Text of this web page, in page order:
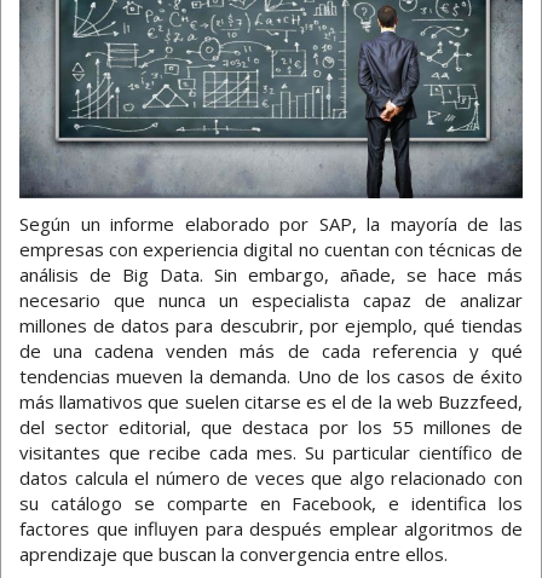
Según un informe elaborado por SAP, la mayoría de las
empresas con experiencia digital no cuentan con técnicas de
análisis de Big Data. Sin embargo, añade, se hace más
necesario que nunca un especialista capaz de analizar
millones de datos para descubrir, por ejemplo, qué tiendas
de una cadena venden más de cada referencia y qué
tendencias mueven la demanda. Uno de los casos de éxito
más llamativos que suelen citarse es el de la web Buzzfeed,
del sector editorial, que destaca por los 55 millones de
visitantes que recibe cada mes. Su particular científico de
datos calcula el número de veces que algo relacionado con
su catálogo se comparte en Facebook, e identifica los
factores que influyen para después emplear algoritmos de
aprendizaje que buscan la convergencia entre ellos.